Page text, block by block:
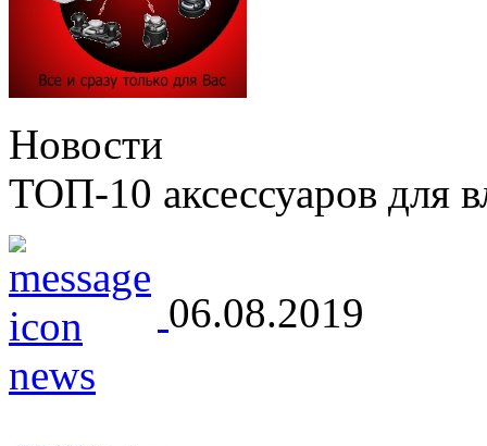
Новости
ТОП-10 аксессуаров для
06.08.2019